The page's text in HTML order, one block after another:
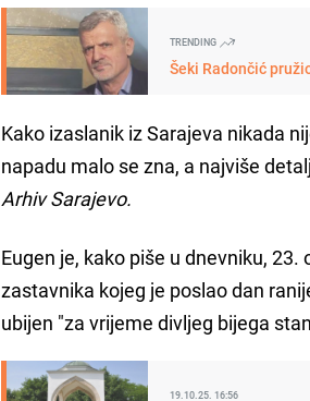
TRENDING
Šeki Radončić
Kako izaslanik iz Sarajeva nikada
napadu malo se zna, a najviše
Arhiv Sarajevo.
Eugen je, kako piše u dnevniku,
zastavnika kojeg je poslao dan
ubijen "za vrijeme divljeg bijega
19.10.25. 16:56